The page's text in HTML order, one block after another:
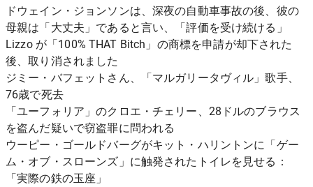
ドウェイン・ジョンソンは、深夜の自動車事故の後、彼の
母親は「大丈夫」であると言い、「評価を受け続ける」
Lizzo が「100% THAT Bitch」の商標を申請が却下された
後、取り消されました
ジミー・バフェットさん、「マルガリータヴィル」歌手、
76歳で死去
「ユーフォリア」のクロエ・チェリー、28ドルのブラウス
を盗んだ疑いで窃盗罪に問われる
ウーピー・ゴールドバーグがキット・ハリントンに「ゲー
ム・オブ・スローンズ」に触発されたトイレを見せる：
「実際の鉄の玉座」